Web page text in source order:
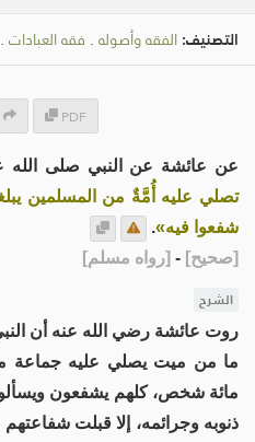
التصنيف: الفقه وأصوله . فقه العبادات .
PDF
عن عائشة عن النبي صلى
تصلي عليه أُمَّةٌ من المسلمين
شفعوا فيه».
[صحيح]
-
[رواه مسلم]
الشرح
روت عائشة رضي الله عنه أن
ما من ميت يصلي عليه جماعة
مائة شخص، كلهم يشفعون
ذنوبه وجرائمه، إلا قبلت